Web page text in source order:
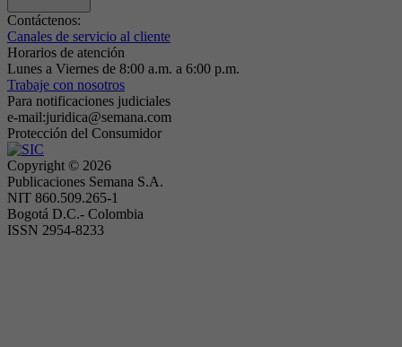
Contáctenos:
Canales de servicio al cliente
Horarios de atención
Lunes a Viernes de 8:00 a.m. a 6:00 p.m.
Trabaje con nosotros
Para notificaciones judiciales
e-mail:juridica@semana.com
Protección del Consumidor
Copyright © 2026
Publicaciones Semana S.A.
NIT 860.509.265-1
Bogotá D.C.- Colombia
ISSN 2954-8233